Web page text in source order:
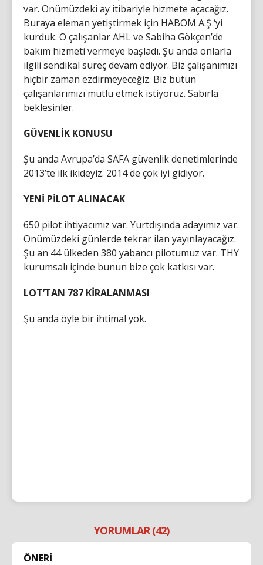
var. Önümüzdeki ay itibariyle hizmete açacağız.
Buraya eleman yetiştirmek için HABOM A.Ş ‘yi
kurduk. O çalışanlar AHL ve Sabiha Gökçen’de
bakım hizmeti vermeye başladı. Şu anda onlarla
ilgili sendikal süreç devam ediyor. Biz çalışanımızı
hiçbir zaman ezdirmeyeceğiz. Biz bütün
çalışanlarımızı mutlu etmek istiyoruz. Sabırla
beklesinler.
GÜVENLİK KONUSU
Şu anda Avrupa’da SAFA güvenlik denetimlerinde
2013’te ilk ikideyiz. 2014 de çok iyi gidiyor.
YENİ PİLOT ALINACAK
650 pilot ihtiyacımız var. Yurtdışında adayımız var.
Önümüzdeki günlerde tekrar ilan yayınlayacağız.
Şu an 44 ülkeden 380 yabancı pilotumuz var. THY
kurumsalı içinde bunun bize çok katkısı var.
LOT’TAN 787 KİRALANMASI
Şu anda öyle bir ihtimal yok.
YORUMLAR (42)
ÖNERİ